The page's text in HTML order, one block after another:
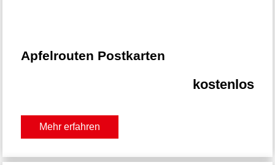
Apfelrouten Postkarten
kostenlos
Mehr erfahren